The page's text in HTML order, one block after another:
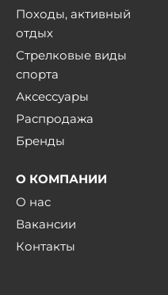
Походы, активный
отдых
Стрелковые виды
спорта
Аксессуары
Распродажа
Бренды
О КОМПАНИИ
О нас
Вакансии
Контакты